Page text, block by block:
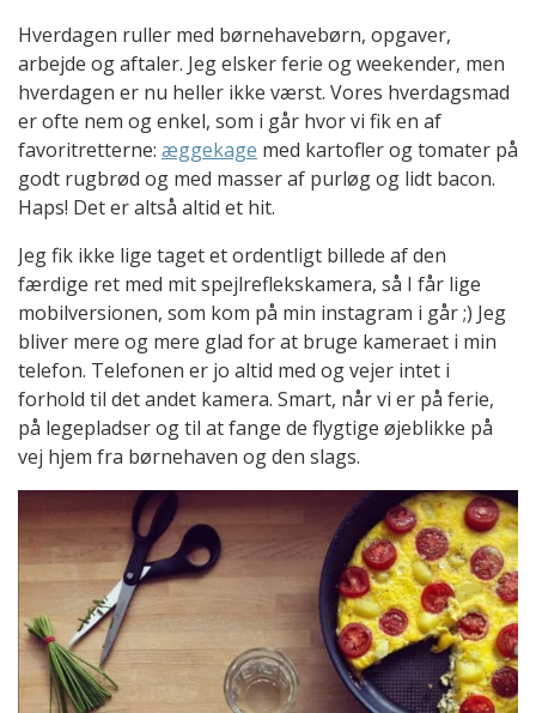
Hverdagen ruller med børnehavebørn, opgaver,
arbejde og aftaler. Jeg elsker ferie og weekender, men
hverdagen er nu heller ikke værst. Vores hverdagsmad
er ofte nem og enkel, som i går hvor vi fik en af
favoritretterne: æggekage med kartofler og tomater på
godt rugbrød og med masser af purløg og lidt bacon.
Haps! Det er altså altid et hit.
Jeg fik ikke lige taget et ordentligt billede af den
færdige ret med mit spejlreflekskamera, så I får lige
mobilversionen, som kom på min instagram i går ;) Jeg
bliver mere og mere glad for at bruge kameraet i min
telefon. Telefonen er jo altid med og vejer intet i
forhold til det andet kamera. Smart, når vi er på ferie,
på legepladser og til at fange de flygtige øjeblikke på
vej hjem fra børnehaven og den slags.